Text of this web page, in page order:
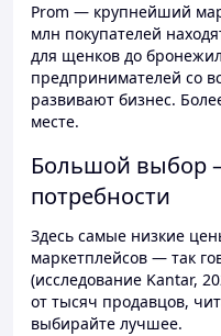
Prom — крупнейший
млн покупателей
для щенков до
предпринимателей со
развивают бизнес.
месте.
Большой выбор
потребности
Здесь самые низкие
маркетплейсов — так
(исследование Kantar,
от тысяч продавцов,
выбирайте лучшее.